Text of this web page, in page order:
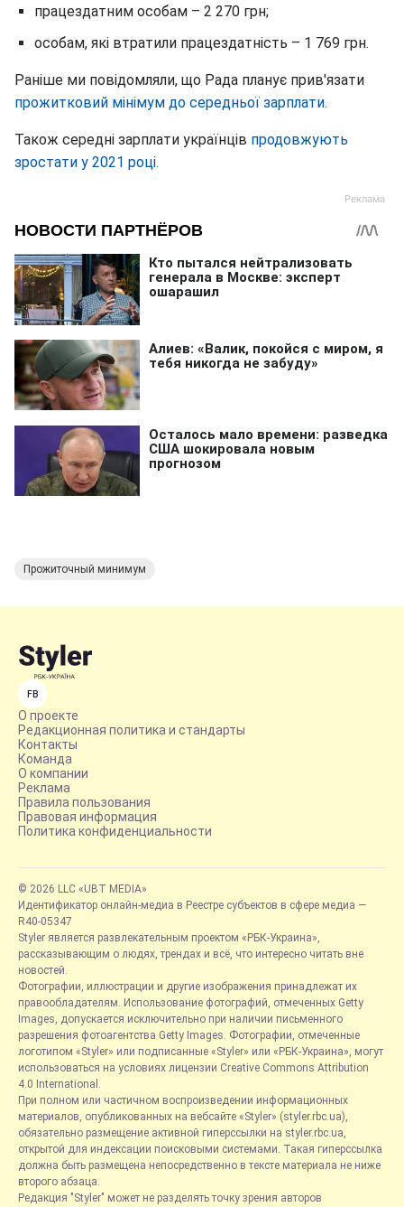
працездатним особам – 2 270 грн;
особам, які втратили працездатність – 1 769 грн.
Раніше ми повідомляли, що Рада планує прив'язати
прожитковий мінімум до середньої зарплати.
Також середні зарплати українців продовжують
зростати у 2021 році.
Прожиточный минимум
FB
О проекте
Редакционная политика и стандарты
Контакты
Команда
О компании
Реклама
Правила пользования
Правовая информация
Политика конфиденциальности
© 2026 LLC «UBT MEDIA»
Идентификатор онлайн-медиа в Реестре субъектов в сфере медиа —
R40-05347
Styler является развлекательным проектом «РБК-Украина»,
рассказывающим о людях, трендах и всё, что интересно читать вне
новостей.
Фотографии, иллюстрации и другие изображения принадлежат их
правообладателям. Использование фотографий, отмеченных Getty
Images, допускается исключительно при наличии письменного
разрешения фотоагентства Getty Images. Фотографии, отмеченные
логотипом «Styler» или подписанные «Styler» или «РБК-Украина», могут
использоваться на условиях лицензии Creative Commons Attribution
4.0 International.
При полном или частичном воспроизведении информационных
материалов, опубликованных на вебсайте «Styler» (styler.rbc.ua),
обязательно размещение активной гиперссылки на styler.rbc.ua,
открытой для индексации поисковыми системами. Такая гиперссылка
должна быть размещена непосредственно в тексте материала не ниже
второго абзаца.
Редакция "Styler" может не разделять точку зрения авторов